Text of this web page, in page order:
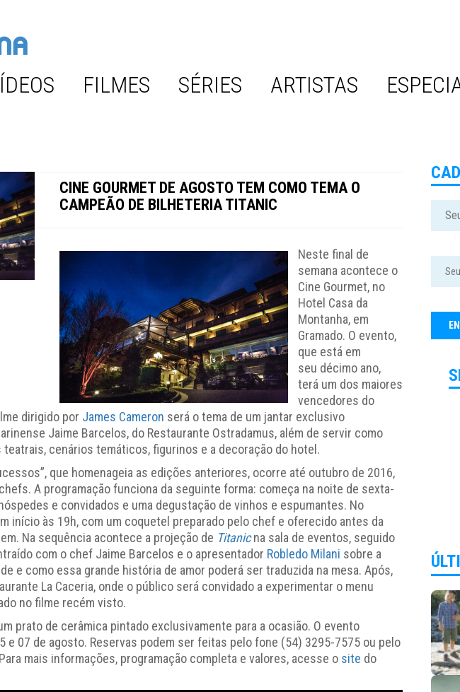
FILMES SÉRIES ARTISTAS
CINE GOURMET DE AGOSTO TEM COMO TEMA O
CAMPEÃO DE BILHETERIA TITANIC
Neste final de
semana acontece o
Cine Gourmet, no
Hotel Casa da
Montanha, em
Gramado. O evento,
que está em
seu décimo ano,
terá um dos maiores
vencedores do
dirigido por James Cameron será o tema de um jantar exclusivo
Jaime Barcelos, do Restaurante Ostradamus, além de servir como
cenários temáticos, figurinos e a decoração do hotel.
que homenageia as edições anteriores, ocorre até outubro de 2016,
A programação funciona da seguinte forma: começa na noite de sexta-
e convidados e uma degustação de vinhos e espumantes. No
início às 19h, com um coquetel preparado pelo chef e oferecido antes da
Na sequência acontece a projeção de Titanicna sala de eventos, seguido
com o chef Jaime Barcelos e o apresentador Robledo Milani sobre a
e como essa grande história de amor poderá ser traduzida na mesa. Após,
La Caceria, onde o público será convidado a experimentar o menu
no filme recém visto.
prato de cerâmica pintado exclusivamente para a ocasião. O evento
e 07 de agosto. Reservas podem ser feitas pelo fone (54) 3295-7575 ou pelo
mais informações, programação completa e valores, acesse o site do